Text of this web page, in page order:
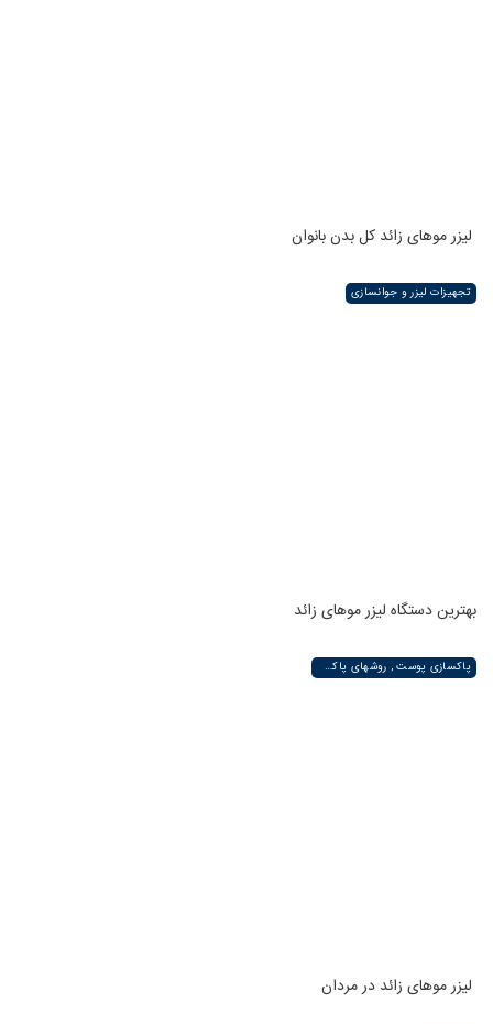
لیزر موهای زائد کل بدن بانوان
تجهیزات لیزر و جوانسازی
بهترین دستگاه لیزر موهای زائد
پاکسازی پوست , روشهای پاکسازی پوست صورت و دست , پاکسازی انواع مختلف پوست | لیزر لند
لیزر موهای زائد در مردان